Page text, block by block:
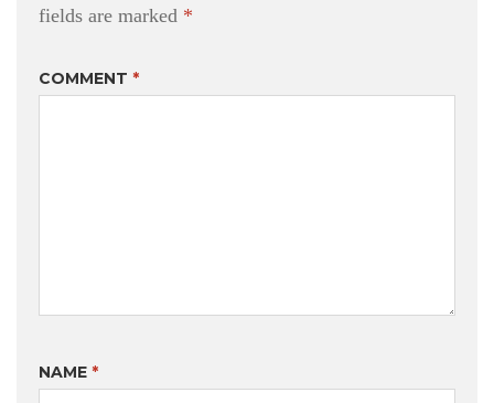
fields are marked *
COMMENT *
NAME *